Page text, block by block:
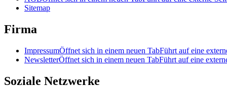
Sitemap
Firma
ImpressumÖffnet sich in einem neuen TabFührt auf eine
NewsletterÖffnet sich in einem neuen TabFührt auf eine
Soziale Netzwerke